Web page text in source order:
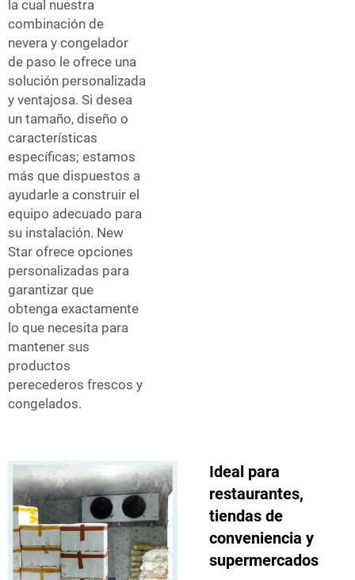
la cual nuestra
combinación de
nevera y congelador
de paso le ofrece una
solución personalizada
y ventajosa. Si desea
un tamaño, diseño o
características
específicas; estamos
más que dispuestos a
ayudarle a construir el
equipo adecuado para
su instalación. New
Star ofrece opciones
personalizadas para
garantizar que
obtenga exactamente
lo que necesita para
mantener sus
productos
perecederos frescos y
congelados.
Ideal para
restaurantes,
tiendas de
conveniencia y
supermercados